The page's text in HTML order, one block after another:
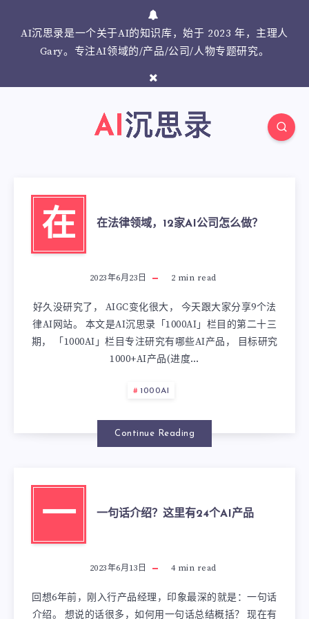
AI沉思录是一个关于AI的知识库，始于 2023 年，主理人
Gary。专注AI领域的/产品/公司/人物专题研究。
在 在法律领域，12家AI公司怎么做？
2023年6月23日 2 min read
好久没研究了， AIGC变化很大， 今天跟大家分享9个法
律AI网站。 本文是AI沉思录「1000AI」栏目的第二十三
期， 「1000AI」栏目专注研究有哪些AI产品， 目标研究
1000+AI产品(进度…
1000AI
Continue Reading
一 一句话介绍？这里有24个AI产品
2023年6月13日 4min read
回想6年前，刚入行产品经理，印象最深的就是：一句话
介绍。 想说的话很多，如何用一句话总结概括？ 现在有